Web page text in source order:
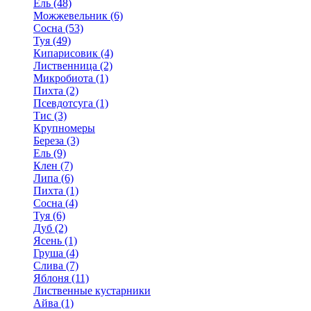
Ель (48)
Можжевельник (6)
Сосна (53)
Туя (49)
Кипарисовик (4)
Лиственница (2)
Микробиота (1)
Пихта (2)
Псевдотсуга (1)
Тис (3)
Крупномеры
Береза (3)
Ель (9)
Клен (7)
Липа (6)
Пихта (1)
Сосна (4)
Туя (6)
Дуб (2)
Ясень (1)
Груша (4)
Слива (7)
Яблоня (11)
Лиственные кустарники
Айва (1)